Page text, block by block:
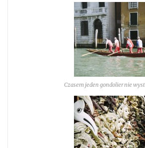
Czasem jeden gondolier nie